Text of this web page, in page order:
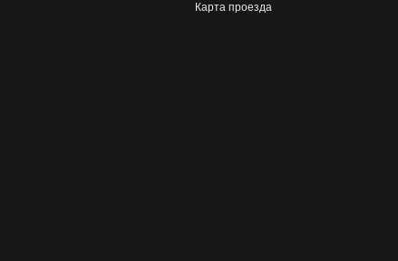
Карта проезда